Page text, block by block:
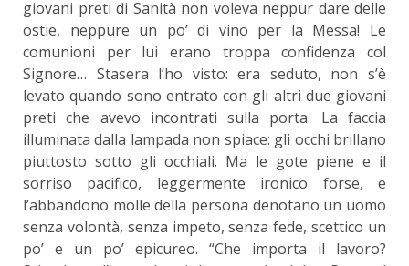
giovani preti di Sanità non voleva neppur dare delle
ostie, neppure un po’ di vino per la Messa! Le
comunioni per lui erano troppa confidenza col
Signore… Stasera l’ho visto: era seduto, non s’è
levato quando sono entrato con gli altri due giovani
preti che avevo incontrati sulla porta. La faccia
illuminata dalla lampada non spiace: gli occhi brillano
piuttosto sotto gli occhiali. Ma le gote piene e il
sorriso pacifico, leggermente ironico forse, e
l’abbandono molle della persona denotano un uomo
senza volontà, senza impeto, senza fede, scettico un
po’ e un po’ epicureo. “Che importa il lavoro?